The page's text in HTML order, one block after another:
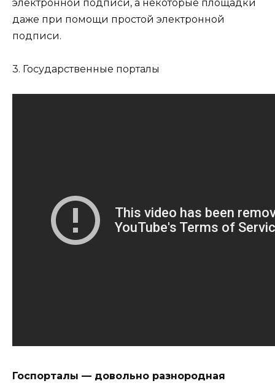
электронной подписи, а некоторые площадки
даже при помощи простой электронной
подписи.
3. Государственные порталы
Госпорталы — довольно разнородная